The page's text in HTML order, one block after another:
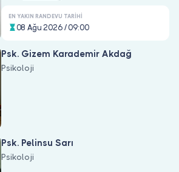
EN YAKIN RANDEVU TARIHI
08 Ağu 2026 / 09:00
Psk. Gizem Karademir Akdağ
Psikoloji
Psk. Pelinsu Sarı
Psikoloji